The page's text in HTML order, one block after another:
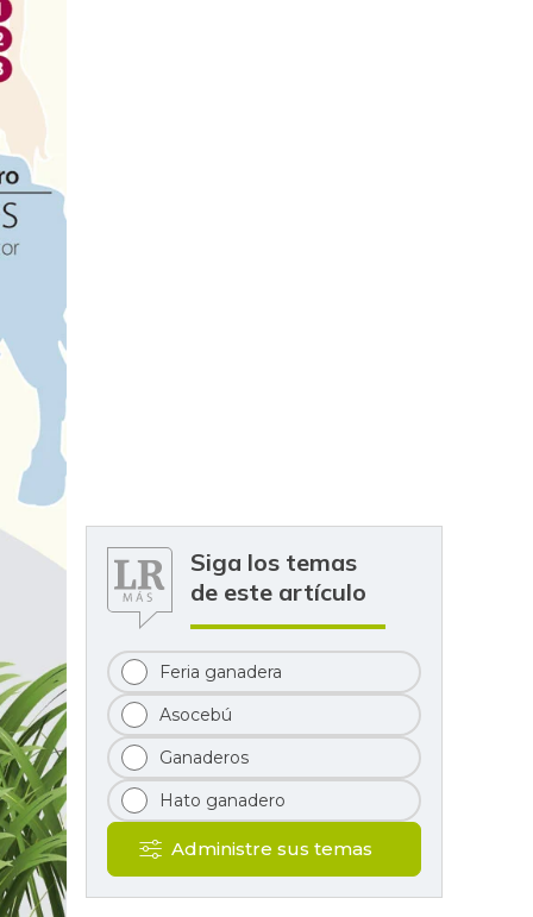
Siga los temas
de este artículo
Feria ganadera
Asocebú
Ganaderos
Hato ganadero
Administre sus temas